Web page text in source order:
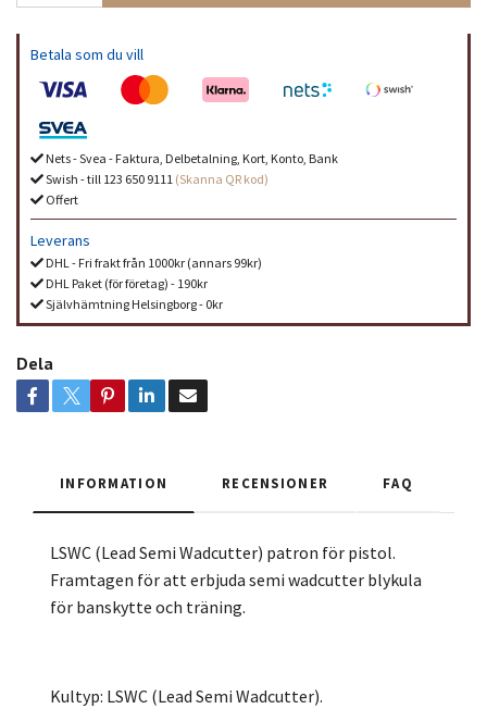
Betala som du vill
Nets - Svea - Faktura, Delbetalning, Kort, Konto, Bank
Swish - till 123 650 9111 (Skanna QR kod)
Offert
Leverans
DHL - Fri frakt från 1000kr (annars 99kr)
DHL Paket (för företag) - 190kr
Självhämtning Helsingborg - 0kr
Dela
INFORMATION RECENSIONER FAQ
LSWC (Lead Semi Wadcutter) patron för pistol.
Framtagen för att erbjuda semi wadcutter blykula
för banskytte och träning.
Kultyp: LSWC (Lead Semi Wadcutter).